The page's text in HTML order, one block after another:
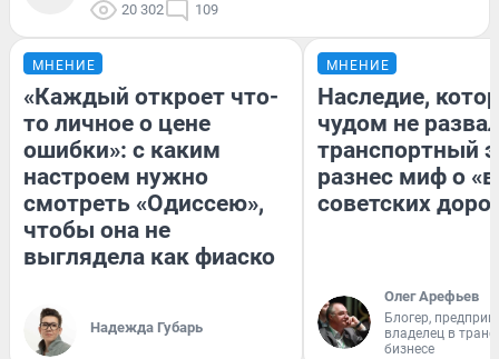
20 302 109
МНЕНИЕ
«Каждый откроет что-
то личное о цене
ошибки»: с каким
настроем нужно
смотреть «Одиссею»,
чтобы она не
выглядела как фиаско
Надежда Губарь
МНЕНИЕ
Наследие,
чудом не
транспортный
разнес миф о
советских
Олег Арефьев
Блогер,
владелец в
бизнесе